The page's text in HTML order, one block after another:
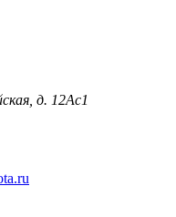
д. 12Ас1